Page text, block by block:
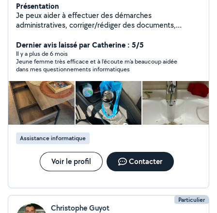
Présentation
Je peux aider à effectuer des démarches
administratives, corriger/rédiger des documents,
travaux de bricolage, monter ou participer au montage
d'un meuble et également garder des animaux.
Également soulager la partie administrative d'un artisan
(factures/devis). Attention si votre ville se trouve en
dehors de mon périmètre je ne peux pas répondre à
votre demande (blocage allo voisins)
Dernier avis laissé par Catherine : 5/5
Il y a plus de 6 mois
Jeune femme très efficace et à l’écoute m’a beaucoup aidée
dans mes questionnements informatiques
Assistance informatique
Voir le profil Contacter
Particulier
Christophe Guyot